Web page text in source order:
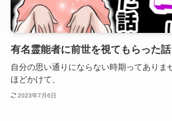
有名霊能者に前世を視てもらった話
自分の思い通りにならない時期ってあり
ほどかけて、
2023年7月6日